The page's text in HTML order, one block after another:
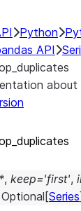
Python
API
about
duplicates
*, keep='first',
Optional [Series]